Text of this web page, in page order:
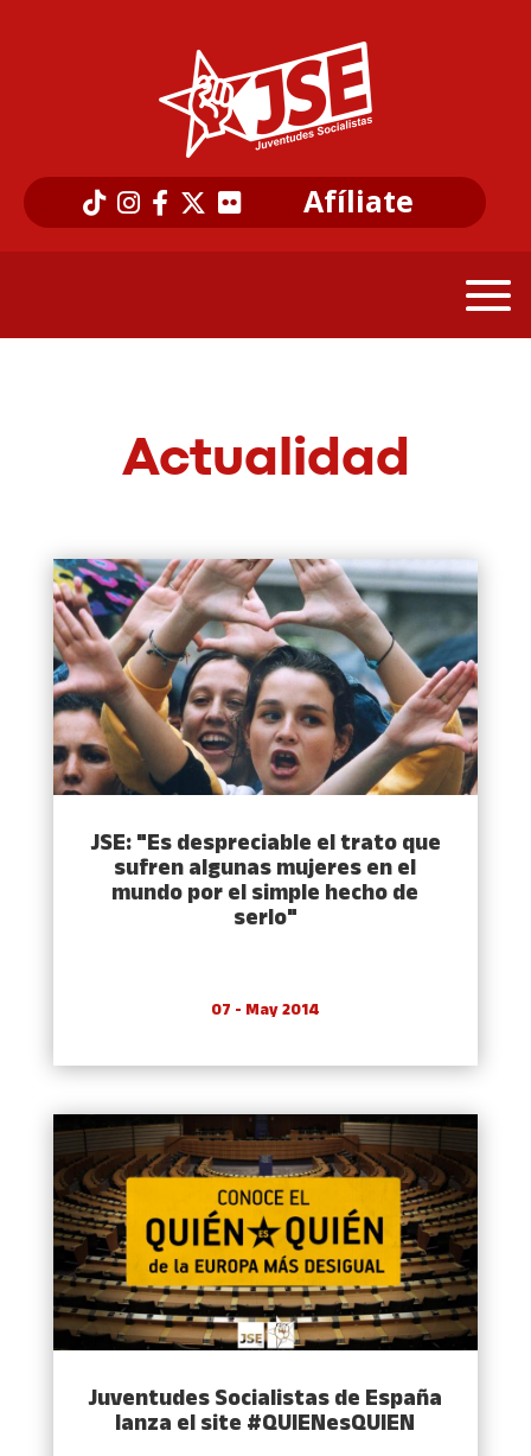
Afíliate
Actualidad
JSE: "Es despreciable el trato que
sufren algunas mujeres en el
mundo por el simple hecho de
serlo"
07 - May 2014
Juventudes Socialistas de España
lanza el site #QUIENesQUIEN